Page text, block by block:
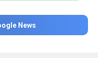
News